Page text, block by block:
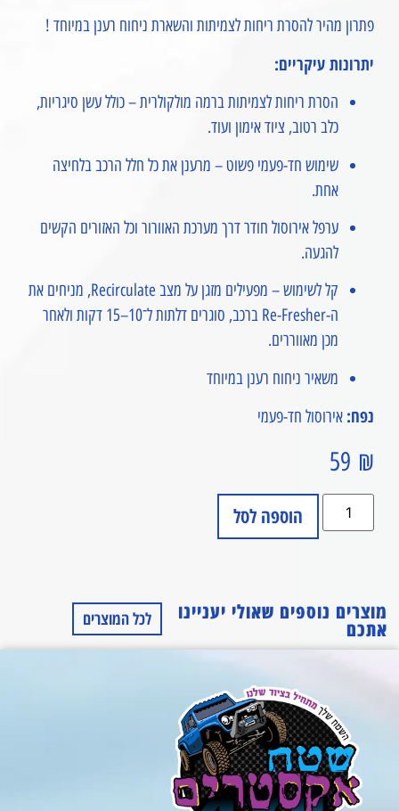
פתרון מהיר להסרת ריחות לצמיתות והשארת ניחוח רענן במיוחד !
יתרונות עיקריים:
הסרת ריחות לצמיתות ברמה מולקולרית – כולל עשן סיגריות,
כלב רטוב, ציוד אימון ועוד.
שימוש חד-פעמי פשוט – מרענן את כל חלל הרכב בלחיצה
אחת.
ערפל אירוסול חודר דרך מערכת האוורור וכל האזורים הקשים
להגעה.
קל לשימוש – מפעילים מזגן על מצב Recirculate, מניחים את
ה-Re-Fresher ברכב, סוגרים דלתות ל־10–15 דקות ולאחר
מכן מאווררים.
משאיר ניחוח רענן במיוחד
נפח: אירוסול חד-פעמי
59 ₪
הוספה לסל
מוצרים נוספים שאולי יעניינו
אתכם לכל המוצרים